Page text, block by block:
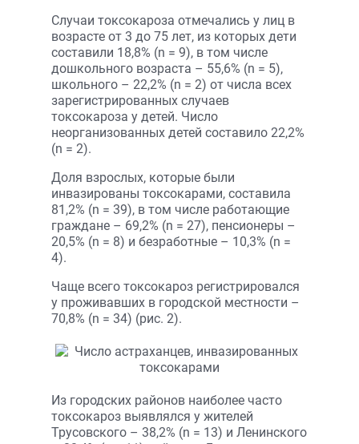
Случаи токсокароза отмечались у лиц в
возрасте от 3 до 75 лет, из которых дети
составили 18,8% (n = 9), в том числе
дошкольного возраста – 55,6% (n = 5),
школьного – 22,2% (n = 2) от числа всех
зарегистрированных случаев
токсокароза у детей. Число
неорганизованных детей составило 22,2%
(n = 2).
Доля взрослых, которые были
инвазированы токсокарами, составила
81,2% (n = 39), в том числе работающие
граждане – 69,2% (n = 27), пенсионеры –
20,5% (n = 8) и безработные – 10,3% (n =
4).
Чаще всего токсокароз регистрировался
у проживавших в городской местности –
70,8% (n = 34) (рис. 2).
Из городских районов наиболее часто
токсокароз выявлялся у жителей
Трусовского – 38,2% (n = 13) и Ленинского